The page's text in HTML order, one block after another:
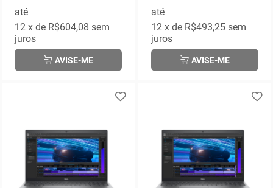
até
12 x de R$604,08 sem
juros
AVISE-ME
até
12 x de R$493,25sem
juros
AVISE-ME